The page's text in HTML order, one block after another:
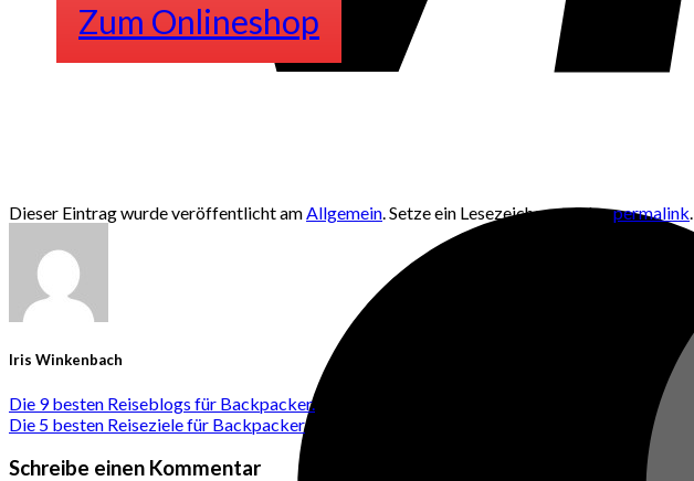
Zum Onlineshop
Dieser Eintrag wurde veröffentlicht amAllgemein. Setze ein Lesezeichen auf denpermalink.
Iris Winkenbach
Die 9 besten Reiseblogs für Backpacker.
Die 5 besten Reiseziele für Backpacker
Schreibe einen Kommentar